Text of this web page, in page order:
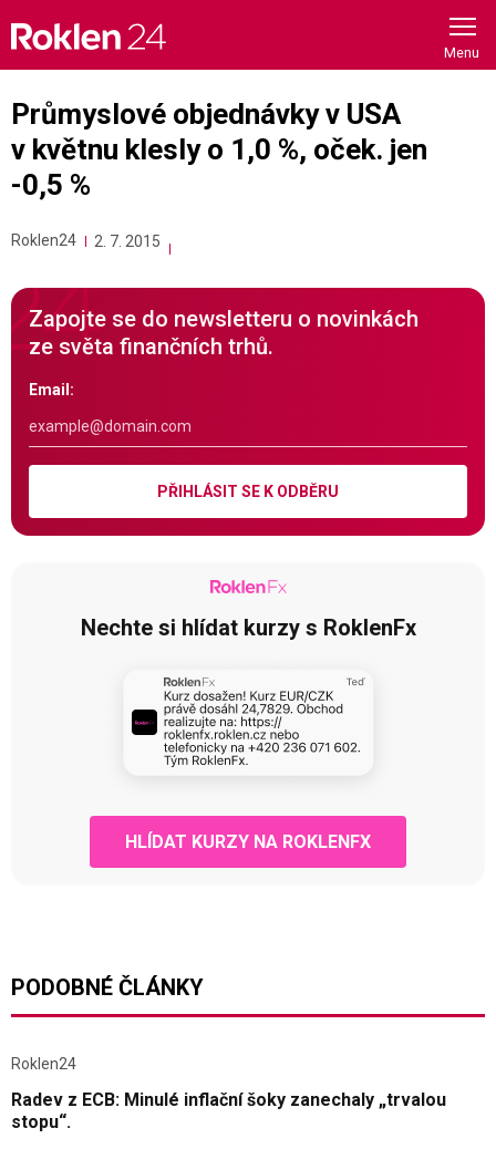
content
Průmyslové objednávky v USA
v květnu klesly o 1,0 %, oček. jen
-0,5 %
Roklen24 2. 7. 2015
Zapojte se do newsletteru o novinkách
ze světa finančních trhů.
Email:
PŘIHLÁSIT SE K ODBĚRU
Nechte si hlídat kurzy s RoklenFx
HLÍDAT KURZY NA ROKLENFX
PODOBNÉ ČLÁNKY
Roklen24
Radev z ECB: Minulé inflační šoky zanechaly „trvalou
stopu“.